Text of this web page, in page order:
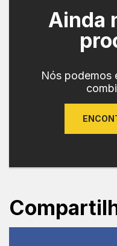
Ainda
Nós podemos